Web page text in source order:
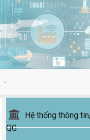
Hệ thống thông
QG